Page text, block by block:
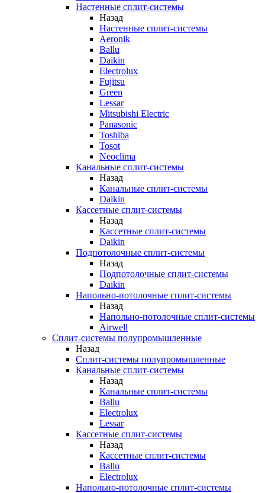
Настенные сплит-системы
Назад
Настенные сплит-системы
Aeronik
Ballu
Daikin
Electrolux
Fujitsu
Green
Lessar
Mitsubishi Electric
Panasonic
Toshiba
Tosot
Neoclima
Канальные сплит-системы
Назад
Канальные сплит-системы
Daikin
Кассетные сплит-системы
Назад
Кассетные сплит-системы
Daikin
Подпотолочные сплит-системы
Назад
Подпотолочные сплит-системы
Daikin
Напольно-потолочные сплит-системы
Назад
Напольно-потолочные сплит-системы
Airwell
Сплит-системы полупромышленные
Назад
Сплит-системы полупромышленные
Канальные сплит-системы
Назад
Канальные сплит-системы
Ballu
Electrolux
Lessar
Кассетные сплит-системы
Назад
Кассетные сплит-системы
Ballu
Electrolux
Напольно-потолочные сплит-системы